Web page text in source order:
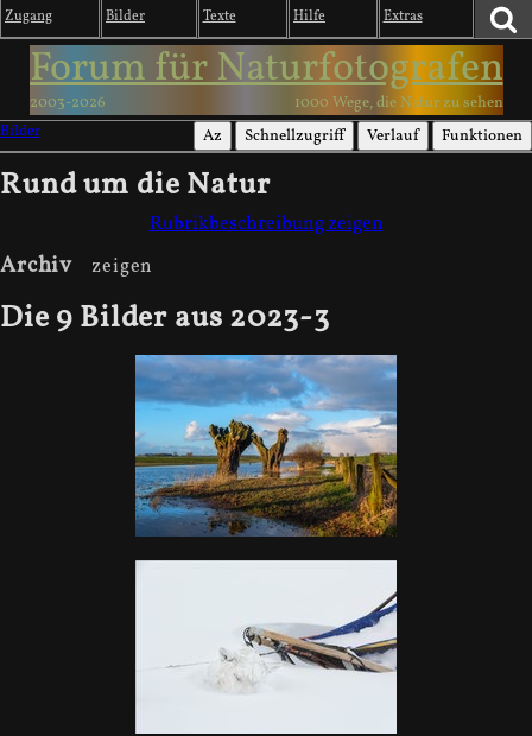
Zugang Bilder Texte Hilfe Extras
Forum für Naturfotografen
2003-2026
1000 Wege, die Natur zu sehen
Bilder
Az Schnellzugriff Verlauf Funktionen
Rund um die Natur
Rubrikbeschreibung zeigen
Archiv
Die 9 Bilder aus 2023-3